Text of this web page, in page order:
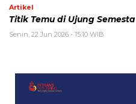
Artikel
Titik Temu di Ujung Semesta
Senin, 22 Jun 2026 - 15:10 WIB